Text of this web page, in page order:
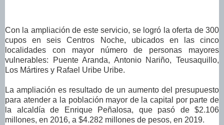
Con la ampliación de este servicio, se logró la oferta de 300
cupos en seis Centros Noche, ubicados en las cinco
localidades con mayor número de personas mayores
vulnerables: Puente Aranda, Antonio Nariño, Teusaquillo,
Los Mártires y Rafael Uribe Uribe.
La ampliación es resultado de un aumento del presupuesto
para atender a la población mayor de la capital por parte de
la alcaldía de Enrique Peñalosa, que pasó de $2.106
millones, en 2016, a $4.282 millones de pesos, en 2019.